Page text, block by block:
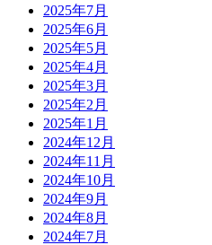
2025年7月
2025年6月
2025年5月
2025年4月
2025年3月
2025年2月
2025年1月
2024年12月
2024年11月
2024年10月
2024年9月
2024年8月
2024年7月